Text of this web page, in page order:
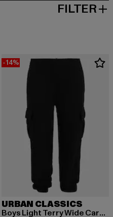
FILTER
-14%
URBAN CLASSICS
Boys Light Terry Wide Cargo